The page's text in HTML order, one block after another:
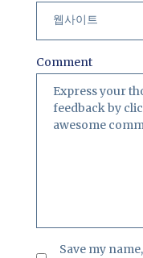
Comment
Save my